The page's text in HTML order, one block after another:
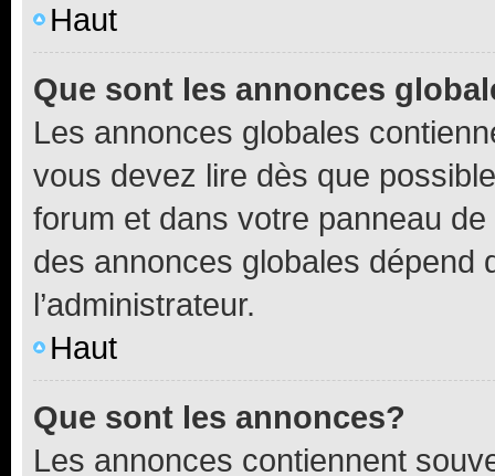
Haut
Que sont les annonces
Les annonces globales
vous devez lire dès que
forum et dans votre panneau
des annonces globales dépend
l’administrateur.
Haut
Que sont les annonces?
Les annonces contiennent